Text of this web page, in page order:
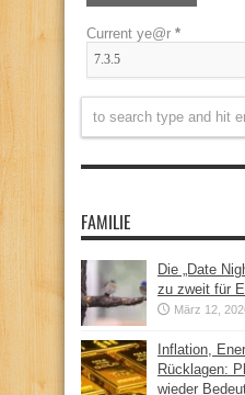
Current ye@r *
FAMILIE
Die „Date
zu zweit für
März 12,
Inflation,
Rücklagen:
wieder